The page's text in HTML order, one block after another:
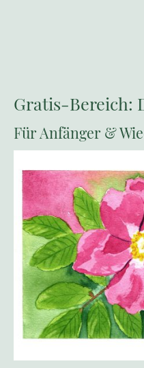
Gratis-Bereich:
Für Anfänger &